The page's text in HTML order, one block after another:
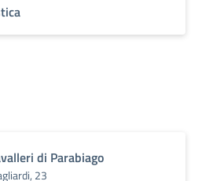
di Parabiago
23